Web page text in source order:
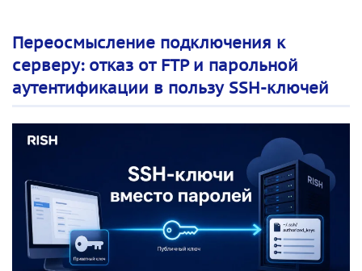
Переосмысление подключения к
серверу: отказ от FTP и парольной
аутентификации в пользу SSH-ключей